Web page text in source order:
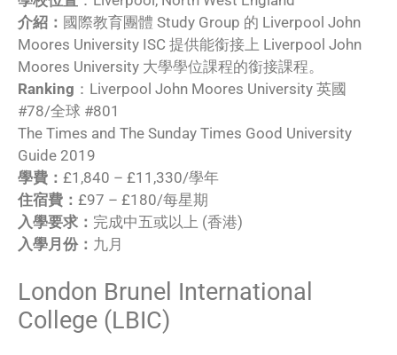
介紹： 國際教育團體 Study Group 的 Liverpool John
Moores University ISC 提供能銜接上 Liverpool John
Moores University 大學學位課程的銜接課程。
Ranking ：Liverpool John Moores University 英國
#78/全球 #801
The Times and The Sunday Times Good University
Guide 2019
學費： £1,840 – £11,330/學年
住宿費： £97 – £180/每星期
入學要求： 完成中五或以上 (香港)
入學月份： 九月
London Brunel International
College (LBIC)